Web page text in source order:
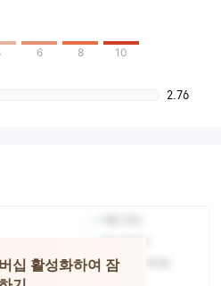
6 8 10
2.76
십 활성화하여 잠